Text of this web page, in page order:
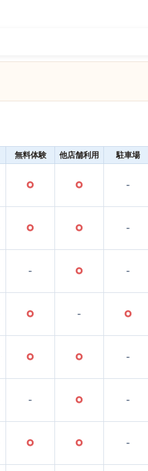
無料体験 他店舗利用 駐車場
○ ○ -
○ ○ -
- ○ -
○ - ○
○ ○ -
- ○ -
○ ○ -